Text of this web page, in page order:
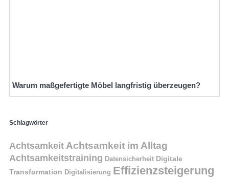
Warum maßgefertigte Möbel langfristig überzeugen?
Schlagwörter
Achtsamkeit Achtsamkeit im Alltag
Achtsamkeitstraining Datensicherheit Digitale
Transformation Digitalisierung Effizienzsteigerung